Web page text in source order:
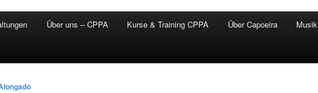
Über uns – CPPA Kurse & Training CPPA Über Capoeira Musik